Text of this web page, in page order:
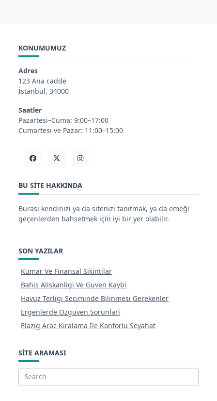
KONUMUMUZ
Adres
123 Ana cadde
İstanbul, 34000
Saatler
Pazartesi–Cuma: 9:00–17:00
Cumartesi ve Pazar: 11:00–15:00
BU SITE HAKKINDA
Burası kendinizi ya da sitenizi tanıtmak, ya da emeği
geçenlerden bahsetmek için iyi bir yer olabilir.
SON YAZILAR
Kumar Ve Finansal Sikintilar
Bahis Aliskanligi Ve Guven Kaybi
Havuz Terligi Seciminde Bilinmesi Gerekenler
Ergenlerde Ozguven Sorunlari
Elazig Arac Kiralama İle Konforlu Seyahat
SITE ARAMASI
Search